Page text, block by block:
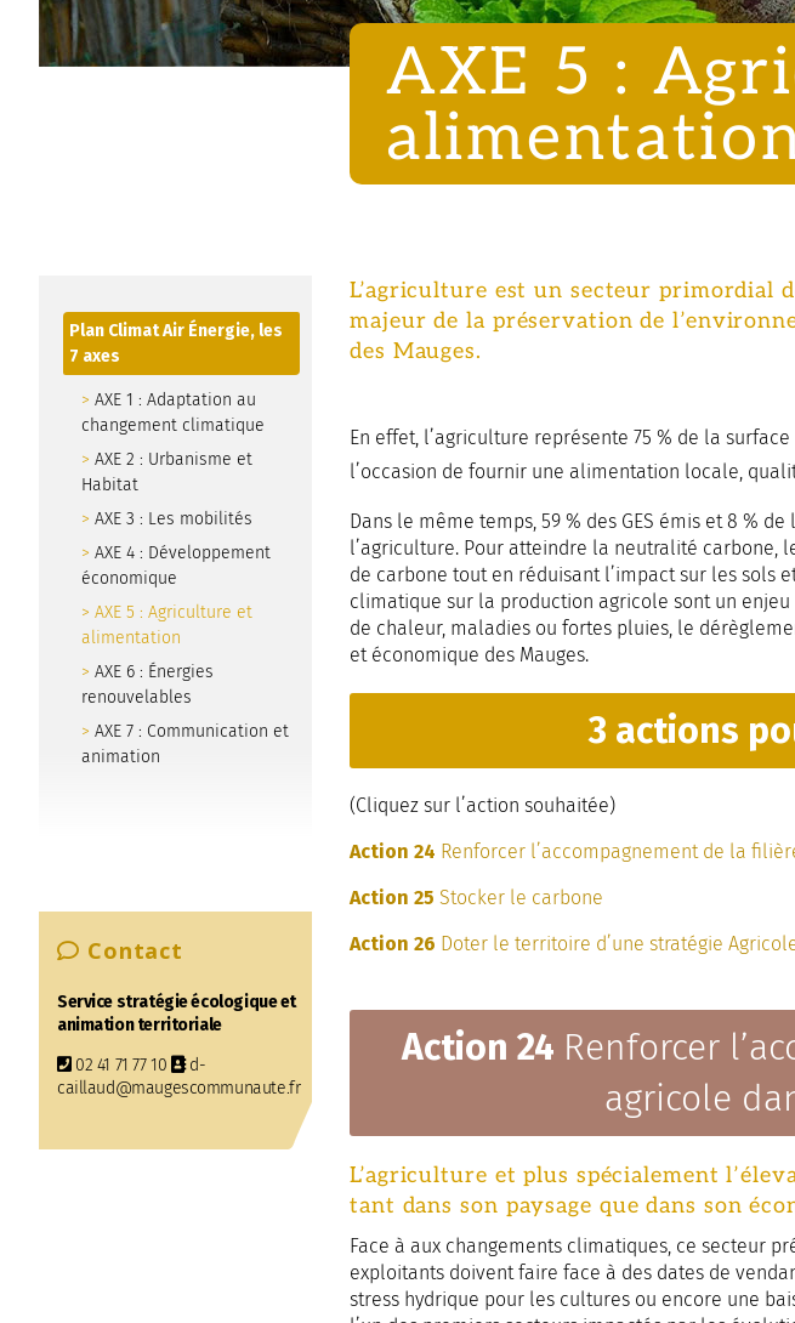
AXE 5 :
Plan Climat Air Énergie, les
7 axes
AXE 1 : Adaptation au
changement climatique
AXE 2 : Urbanisme et
Habitat
AXE 3 : Les mobilités
AXE 4 : Développement
économique
AXE 5 : Agriculture et
alimentation
AXE 6 : Énergies
renouvelables
AXE 7 : Communication et
animation
Contact
Service stratégie écologique et
animation territoriale
02 41 71 77 10
d-
caillaud@maugescommunaute.fr
L’agriculture est un secteur primordial
majeur de la préservation de
des Mauges.
En effet, l’agriculture représente 75 % de la
l’occasion de fournir une alimentation locale,
Dans le même temps, 59 % des GES émis et 8 %
l’agriculture. Pour atteindre la neutralité
de carbone tout en réduisant l’impact sur les sols
climatique sur la production agricole sont un
de chaleur, maladies ou fortes pluies, le
et économique des Mauges.
3 actions
(Cliquez sur l’action souhaitée)
Action 24 Renforcer l’accompagnement de la
Action 25 Stocker le carbone
Action 26 Doter le territoire d’une stratégie
Action 24 Renforcer
agricole
L’agriculture et plus spécialement
tant dans son paysage que dans son
Face à aux changements climatiques, ce secteur
exploitants doivent faire face à des dates de
stress hydrique pour les cultures ou encore une